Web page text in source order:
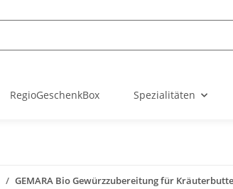
RegioGeschenkBox Spezialitäten
GEMARA Bio Gewürzzubereitung für